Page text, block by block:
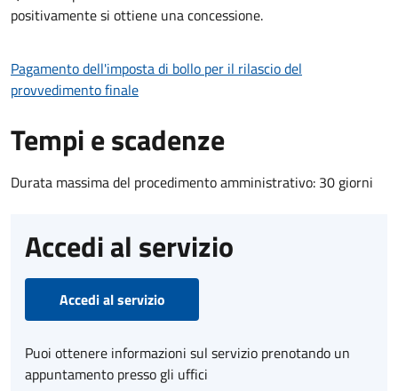
positivamente si ottiene una concessione.
Pagamento dell'imposta di bollo per il rilascio del
provvedimento finale
Tempi e scadenze
Durata massima del procedimento amministrativo: 30 giorni
Accedi al servizio
Accedi al servizio
Puoi ottenere informazioni sul servizio prenotando un
appuntamento presso gli uffici